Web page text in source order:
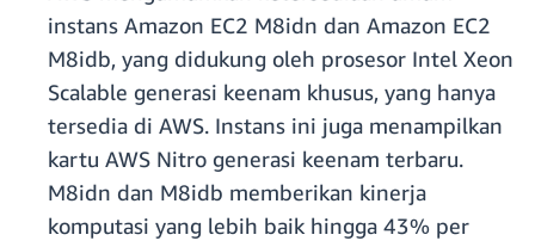
instans Amazon EC2 M8idn dan Amazon EC2
M8idb, yang didukung oleh prosesor Intel Xeon
Scalable generasi keenam khusus, yang hanya
tersedia di AWS. Instans ini juga menampilkan
kartu AWS Nitro generasi keenam terbaru.
M8idn dan M8idb memberikan kinerja
komputasi yang lebih baik hingga 43% per